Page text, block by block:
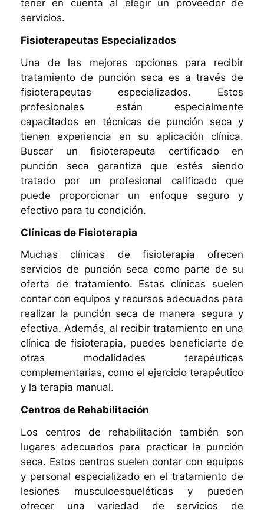
tener en cuenta al elegir un proveedor de
servicios.
Fisioterapeutas Especializados
Una de las mejores opciones para recibir
tratamiento de punción seca es a través de
fisioterapeutas especializados. Estos
profesionales están especialmente
capacitados en técnicas de punción seca y
tienen experiencia en su aplicación clínica.
Buscar un fisioterapeuta certificado en
punción seca garantiza que estés siendo
tratado por un profesional calificado que
puede proporcionar un enfoque seguro y
efectivo para tu condición.
Clínicas de Fisioterapia
Muchas clínicas de fisioterapia ofrecen
servicios de punción seca como parte de su
oferta de tratamiento. Estas clínicas suelen
contar con equipos y recursos adecuados para
realizar la punción seca de manera segura y
efectiva. Además, al recibir tratamiento en una
clínica de fisioterapia, puedes beneficiarte de
otras modalidades terapéuticas
complementarias, como el ejercicio terapéutico
y la terapia manual.
Centros de Rehabilitación
Los centros de rehabilitación también son
lugares adecuados para practicar la punción
seca. Estos centros suelen contar con equipos
y personal especializado en el tratamiento de
lesiones musculoesqueléticas y pueden
ofrecer una variedad de servicios de